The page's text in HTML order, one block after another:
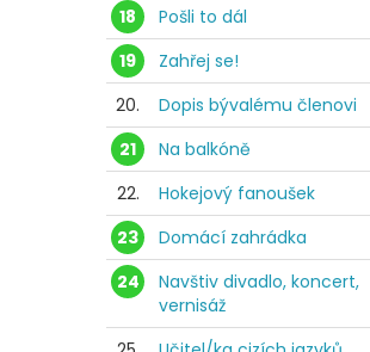
18
Pošli to dál
19
Zahřej se!
20.
Dopis bývalému členovi
21
Na balkóně
22.
Hokejový fanoušek
23
Domácí zahrádka
24
Navštiv divadlo, koncert,
vernisáž